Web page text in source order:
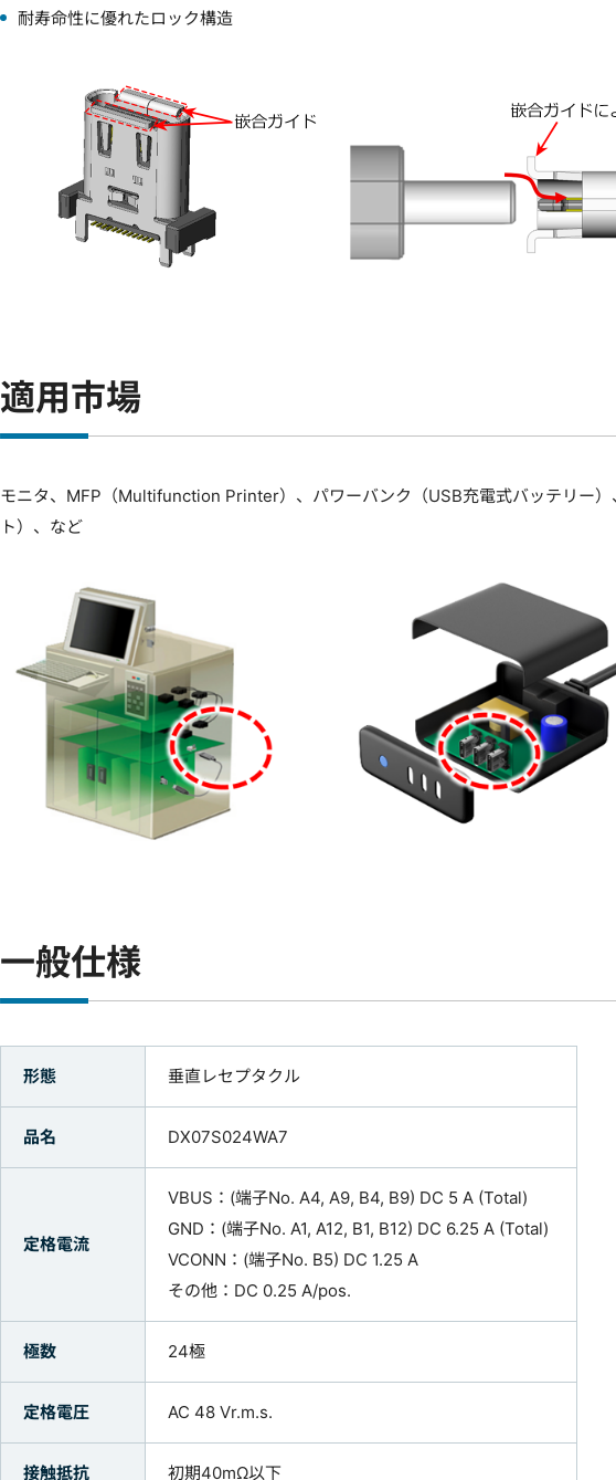
耐寿命性に優れたロック構造
適用市場
モニタ、MFP（Multifunction Printer）、パワーバンク（USB充電式バッテリー
ト）、など
一般仕様
形態 垂直レセプタクル
品名 DX07S024WA7
定格電流
VBUS：(端子No. A4, A9, B4, B9) DC 5 A (Total)
GND：(端子No. A1, A12, B1, B12) DC 6.25 A (Total)
VCONN：(端子No. B5) DC 1.25 A
その他：DC 0.25 A/pos.
極数 24極
定格電圧 AC 48 Vr.m.s.
接触抵抗 初期40mΩ以下